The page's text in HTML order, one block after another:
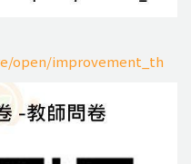
open/improvement_th